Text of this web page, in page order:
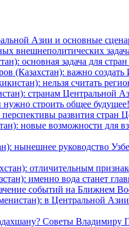
Азии и основные
внешнеполитических
основная задача для
(Казахстан): важно
нельзя считать
странам Центральной
строить общее будущее!
развития стран
новые возможности для
нынешнее руководство
отличительным
именно вода станет
событий на Ближнем
в Центральной
Советы Владимиру